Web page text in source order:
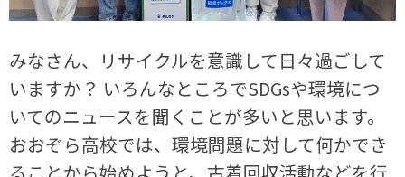
みなさん、リサイクルを意識して日々過ごして
いますか？ いろんなところでSDGsや環境につ
いてのニュースを聞くことが多いと思います。
おおぞら高校では、環境問題に対して何かでき